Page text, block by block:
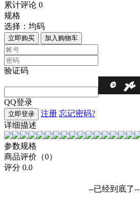
累计评论 0
规格
选择： 均码
立即购买 加入购物车
验证码
QQ登录
立即登录 注册 忘记密码?
详细描述
参数规格
商品评价（0）
评分 0.0
--已经到底了--